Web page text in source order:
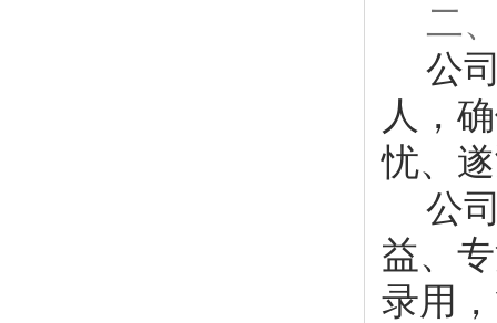
二
公
人，
忧、
公
益、
录用